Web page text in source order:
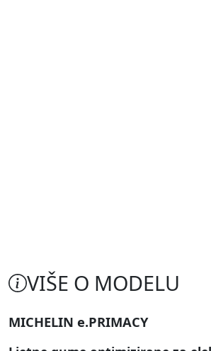
VIŠE O MODELU
MICHELIN e.PRIMACY